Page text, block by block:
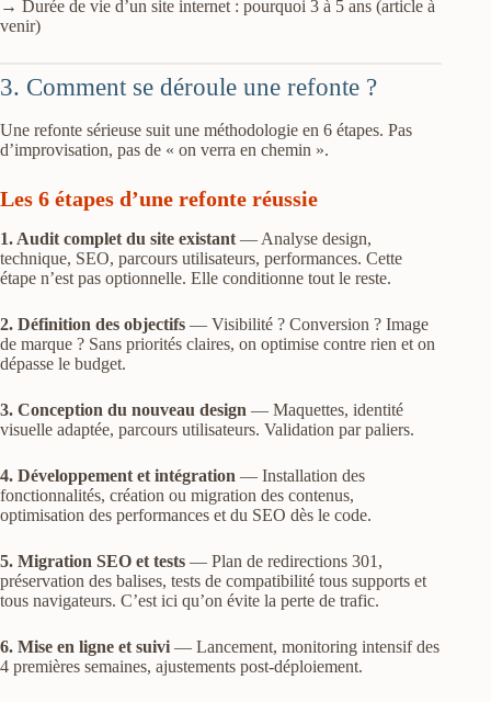
→ Durée de vie d’un site internet : pourquoi 3 à 5 ans (article à
venir)
3. Comment se déroule une refonte ?
Une refonte sérieuse suit une méthodologie en 6 étapes. Pas
d’improvisation, pas de « on verra en chemin ».
Les 6 étapes d’une refonte réussie
1. Audit complet du site existant — Analyse design,
technique, SEO, parcours utilisateurs, performances. Cette
étape n’est pas optionnelle. Elle conditionne tout le reste.
2. Définition des objectifs — Visibilité ? Conversion ? Image
de marque ? Sans priorités claires, on optimise contre rien et on
dépasse le budget.
3. Conception du nouveau design — Maquettes, identité
visuelle adaptée, parcours utilisateurs. Validation par paliers.
4. Développement et intégration — Installation des
fonctionnalités, création ou migration des contenus,
optimisation des performances et du SEO dès le code.
5. Migration SEO et tests — Plan de redirections 301,
préservation des balises, tests de compatibilité tous supports et
tous navigateurs. C’est ici qu’on évite la perte de trafic.
6. Mise en ligne et suivi — Lancement, monitoring intensif des
4 premières semaines, ajustements post-déploiement.